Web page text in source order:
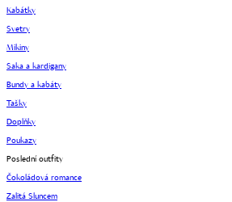
Kabátky
Svetry
Mikiny
Saka a kardigany
Bundy a kabáty
Tašky
Doplňky
Poukazy
Poslední outfity
Čokoládová romance
Zalitá Sluncem